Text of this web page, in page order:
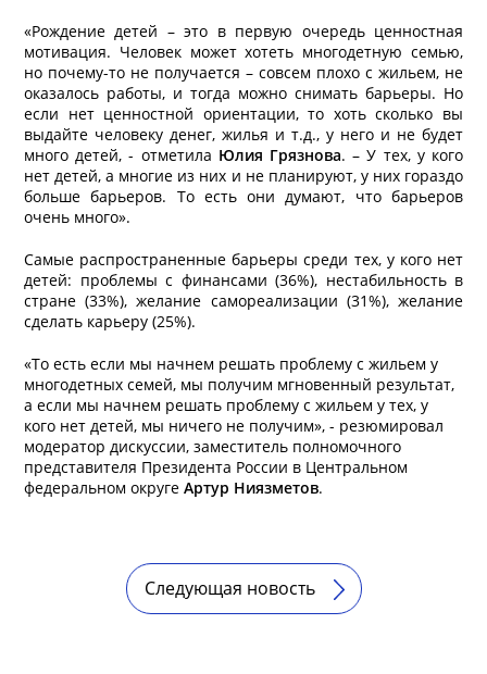
«Рождение детей – это в первую очередь ценностная
мотивация. Человек может хотеть многодетную семью,
но почему-то не получается – совсем плохо с жильем, не
оказалось работы, и тогда можно снимать барьеры. Но
если нет ценностной ориентации, то хоть сколько вы
выдайте человеку денег, жилья и т.д., у него и не будет
много детей, - отметила Юлия Грязнова. – У тех, у кого
нет детей, а многие из них и не планируют, у них гораздо
больше барьеров. То есть они думают, что барьеров
очень много».
Самые распространенные барьеры среди тех, у кого нет
детей: проблемы с финансами (36%), нестабильность в
стране (33%), желание самореализации (31%), желание
сделать карьеру (25%).
«То есть если мы начнем решать проблему с жильем у
многодетных семей, мы получим мгновенный результат,
а если мы начнем решать проблему с жильем у тех, у
кого нет детей, мы ничего не получим», - резюмировал
модератор дискуссии, заместитель полномочного
представителя Президента России в Центральном
федеральном округе Артур Ниязметов.
Следующая новость